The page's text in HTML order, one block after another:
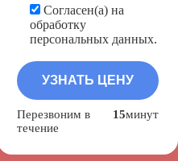
Согласен(а) на
обработку
персональных данных.
Перезвоним в
течение
15минут